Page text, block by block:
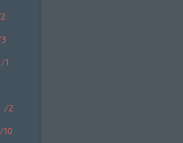
2
3
1
2
10